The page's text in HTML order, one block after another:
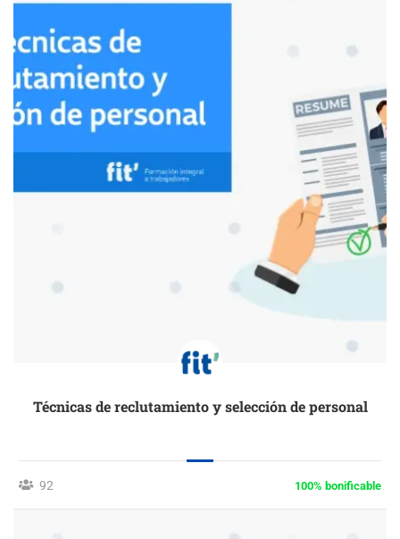
Técnicas de reclutamiento y selección de personal
92 100% bonificable